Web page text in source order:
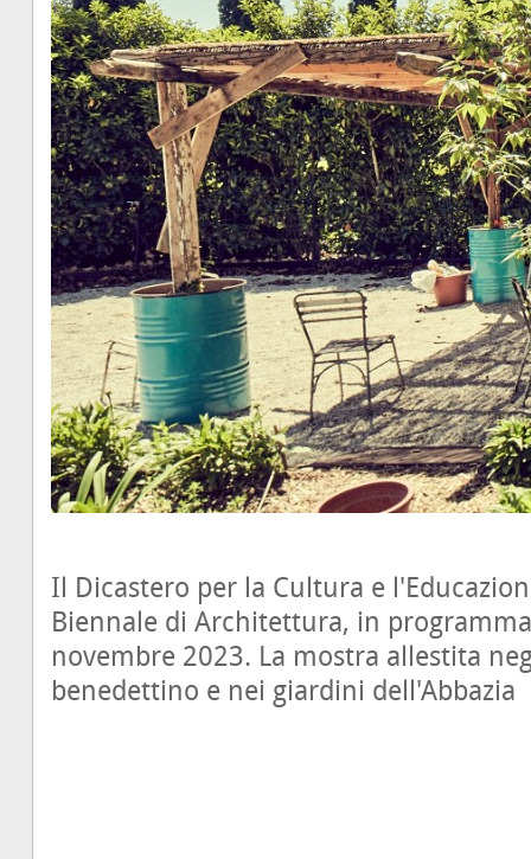
Il Dicastero per la Cultura e
Biennale di Architettura, in
novembre 2023. La mostra allestita
benedettino e nei giardini dell'Abbazia